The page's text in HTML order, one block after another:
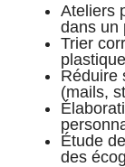
Ateliers
dans un
Trier
Réduire
(mails,
Étude
des